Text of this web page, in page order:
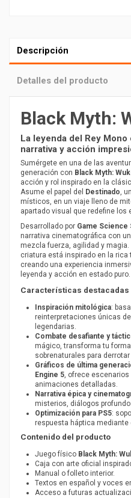
Descripción
Detalles del producto
Black Myth:
La leyenda del Rey
narrativa y acción
Sumérgete en una de las
generación con Black Myth:
acción y rol inspirado en la
Asume el papel del Destinado ,
místicos, en un viaje lleno de
apartado visual que redefine los
Desarrollado por Game Science
narrativa cinematográfica con
mezcla fuerza, agilidad y
criatura está inspirado en la
creando una experiencia
leyenda y acción en estado puro.
Características destacadas
Inspiración mitológica:
reinterpretaciones únicas
legendarias.
Combate desafiante y
mágico, transforma tu
sobrenaturales para
Gráficos de última
Engine 5, ofrece
animaciones detalladas.
Narrativa épica y
misterios, diálogos
Optimización para PS5:
respuesta háptica mediante
Contenido del producto
Juego físico Black Myth:
Caja con arte oficial
Manual o folleto interior.
Textos en español y voces
Acceso a futuras